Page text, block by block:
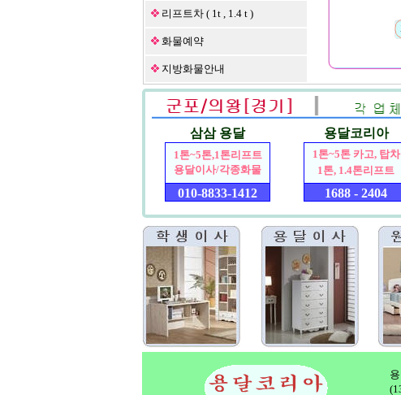
리프트차 ( 1t , 1.4 t )
화물예약
지방화물안내
삼삼 용달
1톤~5톤,1톤리프트
용달이사/각종화물
010-8833-1412
용달코리아
1톤~5톤 카고, 탑차
1톤, 1.4톤리프트
1688 - 2404